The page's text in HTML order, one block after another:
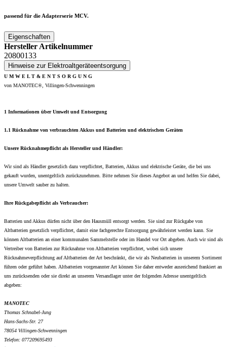
passend für die Adapterserie MCV.
Eigenschaften
Hersteller Artikelnummer
20800133
Hinweise zur Elektroaltgeräteentsorgung
U M W E L T & E N T S O R G U N G
von MANOTEC®, Villingen-Schwenningen
1 Informationen über Umwelt und Entsorgung
1.1 Rücknahme von verbrauchten Akkus und Batterien und elektrischen Geräten
Unsere Rücknahmepflicht als Hersteller und Händler:
Wir sind als Händler gesetzlich dazu verpflichtet, Batterien, Akkus und elektrische Geräte, die bei uns
gekauft wurden, unentgeltlich zurückzunehmen. Bitte nehmen Sie dieses Angebot an und helfen Sie dabei,
unsere Umwelt sauber zu halten.
Ihre Rückgabepflicht als Verbraucher:
Batterien und Akkus dürfen nicht über den Hausmüll entsorgt werden. Sie sind zur Rückgabe von
Altbatterien gesetzlich verpflichtet, damit eine fachgerechte Entsorgung gewährleistet werden kann. Sie
können Altbatterien an einer kommunalen Sammelstelle oder im Handel vor Ort abgeben. Auch wir sind als
Vertreiber von Batterien zur Rücknahme von Altbatterien verpflichtet, wobei sich unsere
Rücknahmeverpflichtung auf Altbatterien der Art beschränkt, die wir als Neubatterien in unserem Sortiment
führen oder geführt haben. Altbatterien vorgenannter Art können Sie daher entweder ausreichend frankiert an
uns zurücksenden oder sie direkt an unserem Versandlager unter der folgenden Adresse unentgeltlich
abgeben:
MANOTEC
Thomas Schnabel-Jung
Hans-Sachs-Str. 27
78054 Villingen-Schwenningen
Telefon: 077209695493